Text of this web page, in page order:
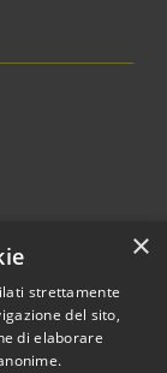
• Comune di
×
strettamente
del sito,
di elaborare